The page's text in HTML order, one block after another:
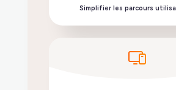
Intégrer la téléphonie à